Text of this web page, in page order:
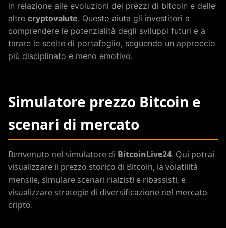
in relazione alle evoluzioni dei prezzi di bitcoin e delle
altre cryptovalute. Questo aiuta gli investitori a
comprendere le potenzialità degli sviluppi futuri e a
tarare le scelte di portafoglio, seguendo un approccio
più disciplinato e meno emotivo.
Simulatore prezzo Bitcoin e
scenari di mercato
Benvenuto nel simulatore di BitcoinLive24. Qui potrai
visualizzare il prezzo storico di Bitcoin, la volatilità
mensile, simulare scenari rialzisti e ribassisti, e
visualizzare strategie di diversificazione nel mercato
cripto.